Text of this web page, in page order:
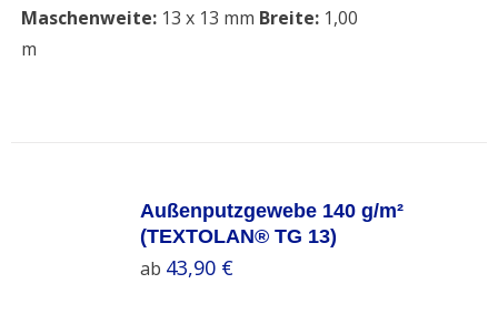
Maschenweite:13 x 13 mm Breite: 1,00
m
Außenputzgewebe 140 g/m²
(TEXTOLAN® TG 13)
ab 43,90 €